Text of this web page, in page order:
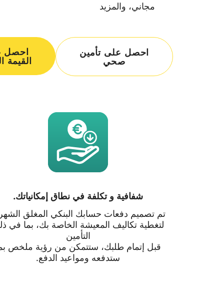
مجاني، والمزيد
احصل
القيمة
احصل على تأمين
صحي
شفافية و تكلفة في نطاق إمكانياتك.
تم تصميم دفعات حسابك البنكي المغلق
لتغطية تكاليف المعيشة الخاصة بك، بما في
التأمين
قبل إتمام طلبك، ستتمكن من رؤية ملخص
ستدفعه ومواعيد الدفع.